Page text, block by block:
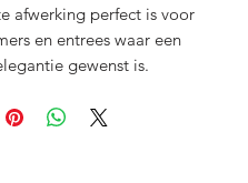
afwerking perfect is voor
en entrees waar een
gewenst is.